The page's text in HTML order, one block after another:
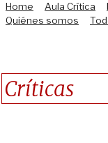
Home Aula Crítica
Quiénes somos
Críticas